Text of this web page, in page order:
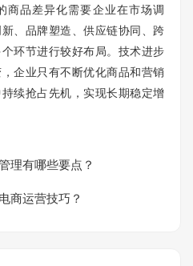
商品差异化需要企业在市场调
、品牌塑造、供应链协同、跨
环节进行较好布局。技术进步
企业只有不断优化商品和营销
续抢占先机，实现长期稳定增
理有哪些要点？
商运营技巧？